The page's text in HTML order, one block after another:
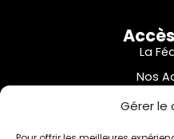
Gérer le
La
Nos
Nos